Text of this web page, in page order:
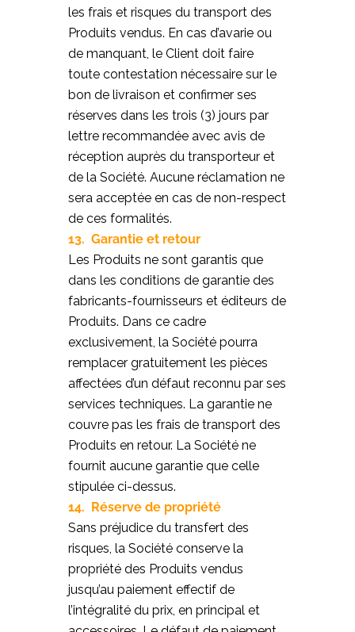
les frais et risques du transport des
Produits vendus. En cas d’avarie ou
de manquant, le Client doit faire
toute contestation nécessaire sur le
bon de livraison et confirmer ses
réserves dans les trois (3) jours par
lettre recommandée avec avis de
réception auprès du transporteur et
de la Société. Aucune réclamation ne
sera acceptée en cas de non-respect
de ces formalités.
13. Garantie et retour
Les Produits ne sont garantis que
dans les conditions de garantie des
fabricants-fournisseurs et éditeurs de
Produits. Dans ce cadre
exclusivement, la Société pourra
remplacer gratuitement les pièces
affectées d’un défaut reconnu par ses
services techniques. La garantie ne
couvre pas les frais de transport des
Produits en retour. La Société ne
fournit aucune garantie que celle
stipulée ci-dessus.
14. Réserve de propriété
Sans préjudice du transfert des
risques, la Société conserve la
propriété des Produits vendus
jusqu’au paiement effectif de
l’intégralité du prix, en principal et